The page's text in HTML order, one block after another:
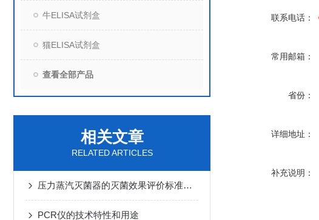
牛ELISA试剂盒
猫ELISA试剂盒
查看全部产品
相关文章
RELATED ARTICLES
压力蒸汽灭菌器的灭菌效果评价标准和检测方法是什么？
PCR仪的技术特性和用途
联系电话：
常用邮箱：
省份：
详细地址：
补充说明：